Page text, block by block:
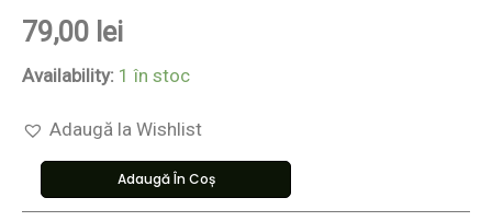
79,00 lei
Availability: 1 în stoc
Adaugă la Wishlist
Adaugă În Coș